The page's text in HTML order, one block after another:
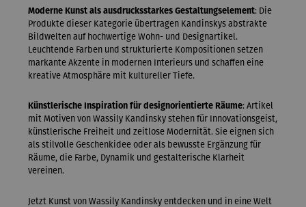
Moderne Kunst als ausdrucksstarkes Gestaltungselement: Die
Produkte dieser Kategorie übertragen Kandinskys abstrakte
Bildwelten auf hochwertige Wohn- und Designartikel.
Leuchtende Farben und strukturierte Kompositionen setzen
markante Akzente in modernen Interieurs und schaffen eine
kreative Atmosphäre mit kultureller Tiefe.
Künstlerische Inspiration für designorientierte Räume: Artikel
mit Motiven von Wassily Kandinsky stehen für Innovationsgeist,
künstlerische Freiheit und zeitlose Modernität. Sie eignen sich
als stilvolle Geschenkidee oder als bewusste Ergänzung für
Räume, die Farbe, Dynamik und gestalterische Klarheit
vereinen.
Jetzt Kunst von Wassily Kandinsky entdecken und in eine Welt